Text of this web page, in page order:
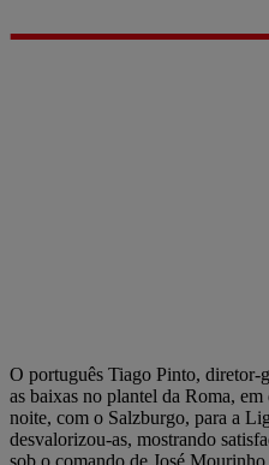
O português Tiago Pinto, diretor-
as baixas no plantel da Roma,
noite, com o Salzburgo, para a
desvalorizou-as, mostrando
sob o comando de José